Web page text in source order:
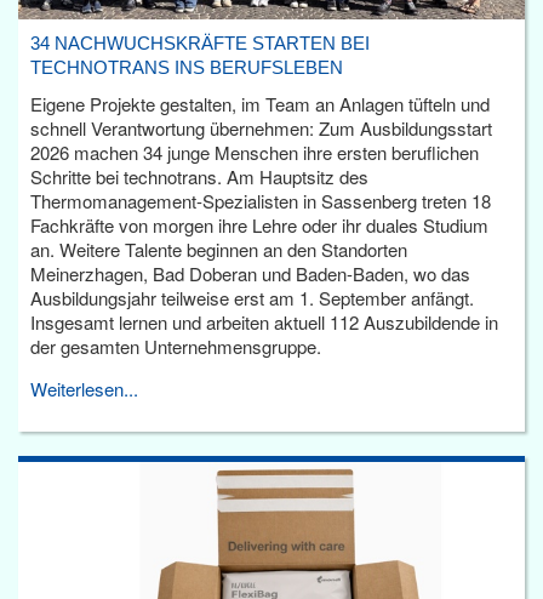
34 NACHWUCHSKRÄFTE STARTEN BEI
TECHNOTRANS INS BERUFSLEBEN
Eigene Projekte gestalten, im Team an Anlagen tüfteln und
schnell Verantwortung übernehmen: Zum Ausbildungsstart
2026 machen 34 junge Menschen ihre ersten beruflichen
Schritte bei technotrans. Am Hauptsitz des
Thermomanagement-Spezialisten in Sassenberg treten 18
Fachkräfte von morgen ihre Lehre oder ihr duales Studium
an. Weitere Talente beginnen an den Standorten
Meinerzhagen, Bad Doberan und Baden-Baden, wo das
Ausbildungsjahr teilweise erst am 1. September anfängt.
Insgesamt lernen und arbeiten aktuell 112 Auszubildende in
der gesamten Unternehmensgruppe.
Weiterlesen...